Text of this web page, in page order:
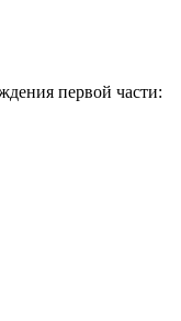
первой части: